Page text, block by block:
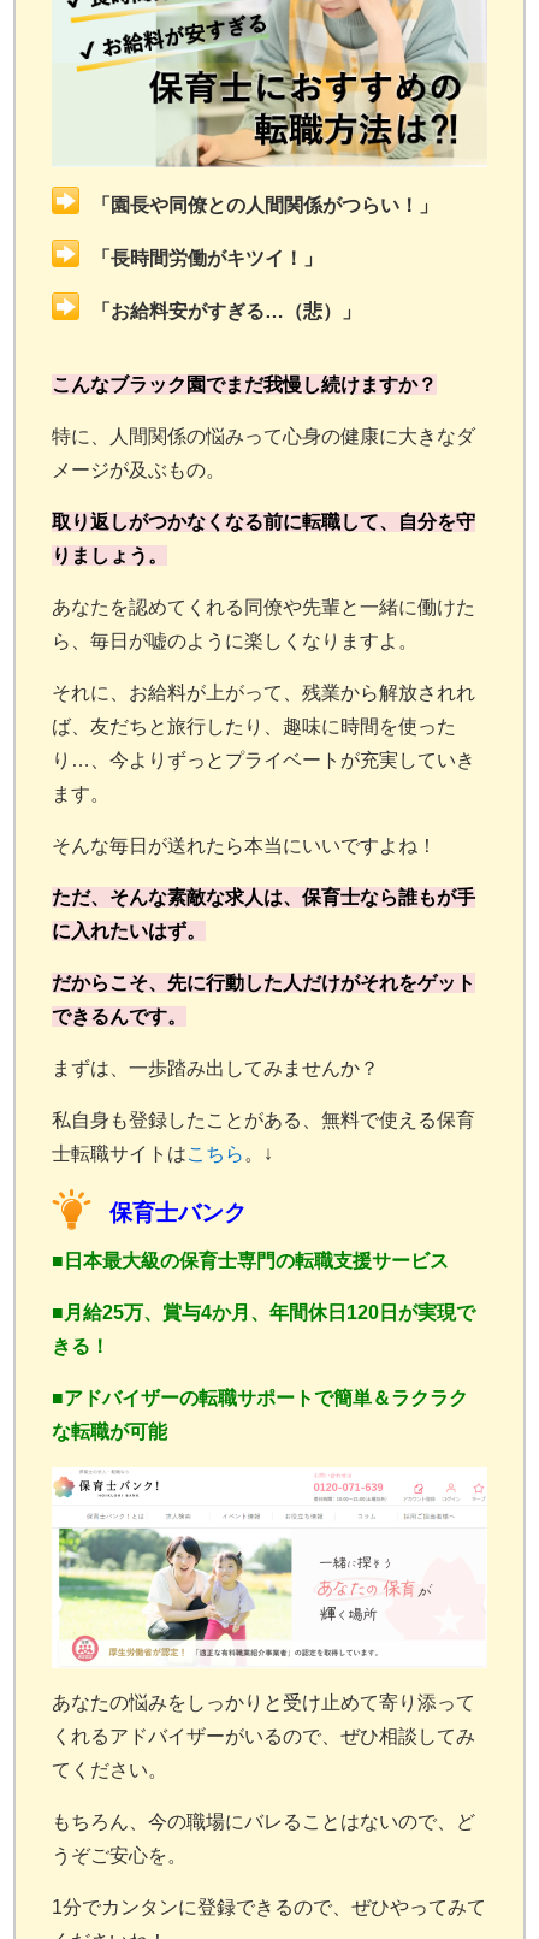
「園長や同僚との人間関係がつらい！」
「長時間労働がキツイ！」
「お給料安がすぎる…（悲）」
こんなブラック園でまだ我慢し続けますか？
特に、人間関係の悩みって心身の健康に大きなダ
メージが及ぶもの。
取り返しがつかなくなる前に転職して、自分を守
りましょう。
あなたを認めてくれる同僚や先輩と一緒に働けた
ら、毎日が嘘のように楽しくなりますよ。
それに、お給料が上がって、残業から解放されれ
ば、友だちと旅行したり、趣味に時間を使った
り…、今よりずっとプライベートが充実していき
ます。
そんな毎日が送れたら本当にいいですよね！
ただ、そんな素敵な求人は、保育士なら誰もが手
に入れたいはず。
だからこそ、先に行動した人だけがそれをゲット
できるんです。
まずは、一歩踏み出してみませんか？
私自身も登録したことがある、無料で使える保育
士転職サイトはこちら 。↓
保育士バンク
■日本最大級の保育士専門の転職支援サービス
■月給25万、賞与4か月、年間休日120日が実現で
きる！
■アドバイザーの転職サポートで簡単＆ラクラク
な転職が可能
あなたの悩みをしっかりと受け止めて寄り添って
くれるアドバイザーがいるので、ぜひ相談してみ
てください。
もちろん、今の職場にバレることはないので、ど
うぞご安心を。
1分でカンタンに登録できるので、ぜひやってみて